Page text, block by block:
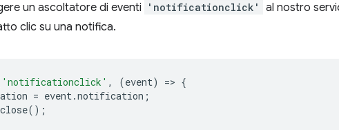
un ascoltatore di eventi 'notificationclick'
al nostro
clic su una notifica.
'notificationclick' , (event) => {
= event.notification ;
close();